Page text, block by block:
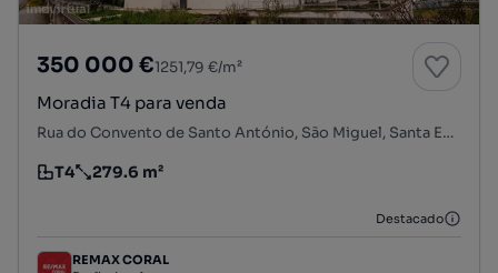
350 000 €1251,79 €/m²
Moradia T4 para venda
Rua do Convento de Santo António, São Miguel, Santa Eufémia e Rabaçal, Penela, Coimbra
Tipologia
T4
Preço por metro quadrado
279.6 m²
Destacado
REMAX CORAL